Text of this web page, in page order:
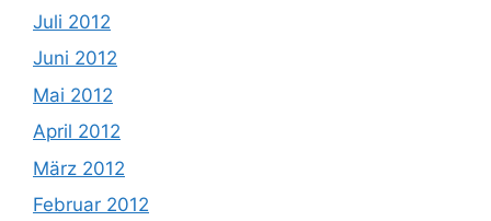
Juli 2012
Juni 2012
Mai 2012
April 2012
März 2012
Februar 2012